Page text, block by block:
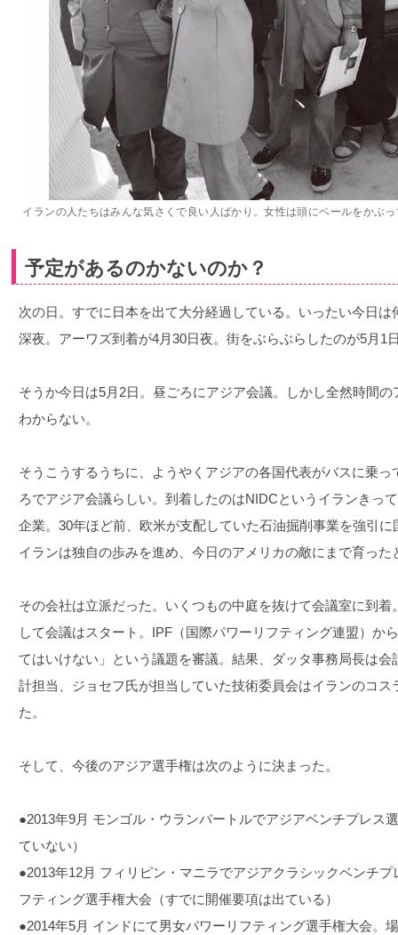
イランの人たちはみんな気さくで良い人ばかり。女性は頭にベールをかぶ
予定があるのかないのか？
次の日。すでに日本を出て大分経過している。いったい今日
深夜。アーワズ到着が4月30日夜。街をぶらぶらしたのが5月1
そうか今日は5月2日。昼ごろにアジア会議。しかし全然時間
わからない。
そうこうするうちに、ようやくアジアの各国代表がバスに乗
ろでアジア会議らしい。到着したのはNIDCというイランきっ
企業。30年ほど前、欧米が支配していた石油掘削事業を強引
イランは独自の歩みを進め、今日のアメリカの敵にまで育った
その会社は立派だった。いくつもの中庭を抜けて会議室に到
して会議はスタート。IPF（国際パワーリフティング連盟）か
てはいけない」という議題を審議。結果、ダッタ事務局長は
計担当、ジョセフ氏が担当していた技術委員会はイランのコ
た。
そして、今後のアジア選手権は次のように決まった。
●2013年9月 モンゴル・ウランバートルでアジアベンチプレス
ていない）
●2013年12月 フィリピン・マニラでアジアクラシックベンチ
フティング選手権大会（すでに開催要項は出ている）
●2014年5月 インドにて男女パワーリフティング選手権大会。